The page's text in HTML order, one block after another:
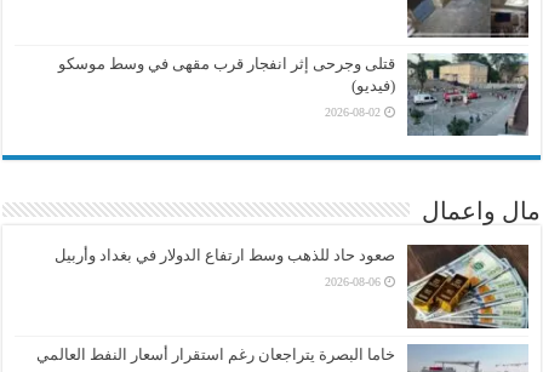
قتلى وجرحى إثر انفجار قرب مقهى في وسط موسكو
(فيديو)
2026-08-02
مال واعمال
صعود حاد للذهب وسط ارتفاع الدولار في بغداد وأربيل
2026-08-06
خاما البصرة يتراجعان رغم استقرار أسعار النفط العالمي